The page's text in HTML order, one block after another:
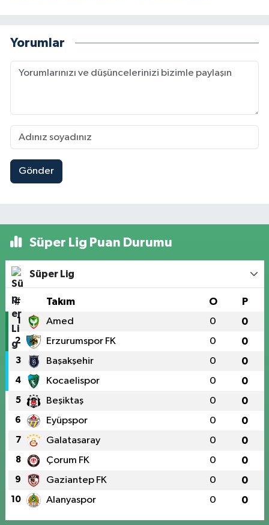
Yorumlar
Gönder
Süper Lig Puan Durumu
Süper Lig
# Takım O P
1 Amed 0 0
2 Erzurumspor FK 0 0
3 Başakşehir 0 0
4 Kocaelispor 0 0
5 Beşiktaş 0 0
6 Eyüpspor 0 0
7 Galatasaray 0 0
8 Çorum FK 0 0
9 Gaziantep FK 0 0
10 Alanyaspor 0 0